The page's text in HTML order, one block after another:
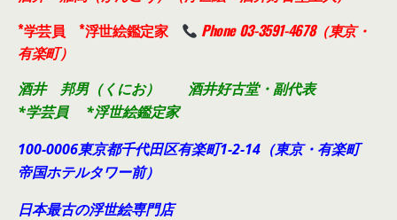
*学芸員 *浮世絵鑑定家
Phone 03-3591-4678（東京・
有楽町）
酒井 邦男（くにお） 酒井好古堂・副代表
*学芸員 *浮世絵鑑定家
100-0006東京都千代田区有楽町1-2-14（東京・有楽町
帝国ホテルタワー前）
日本最古の浮世絵専門店